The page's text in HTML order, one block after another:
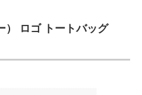
） ロゴ トートバッグ